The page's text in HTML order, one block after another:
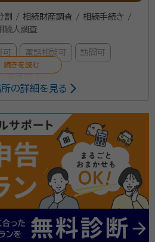
割 / 相続財産調査 / 相続手続き /
続人調査
可 電話相談可 訪問可
、不当要求防止責任者、著作権相談員、防
陸上自衛隊 特許権者・個人発明家
で約36年勤務して参りました。
遣はもちろん、様々な行政事務
調整業務も行い、2015年9月定
行政書士に登録してから、今日
の詳細を見る